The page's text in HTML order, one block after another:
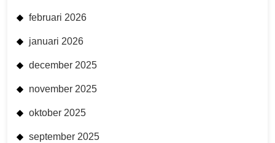
februari 2026
januari 2026
december 2025
november 2025
oktober 2025
september 2025